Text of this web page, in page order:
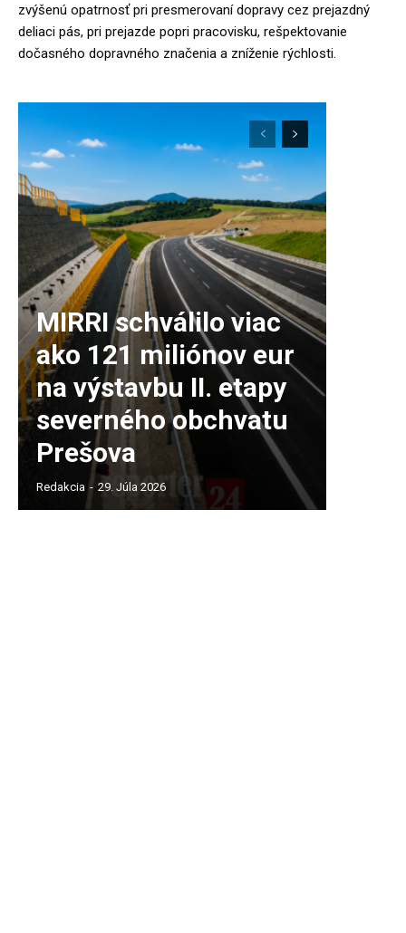
zvýšenú opatrnosť pri presmerovaní dopravy cez prejazdný
deliaci pás, pri prejazde popri pracovisku, rešpektovanie
dočasného dopravného značenia a zníženie rýchlosti.
MIRRI schválilo viac
ako 121 miliónov eur
na výstavbu II. etapy
severného obchvatu
Prešova
Redakcia - 29. Júla 2026